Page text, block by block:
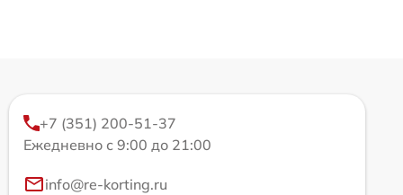
+7 (351) 200-51-37
Ежедневно с 9:00 до 21:00
info@re-korting.ru